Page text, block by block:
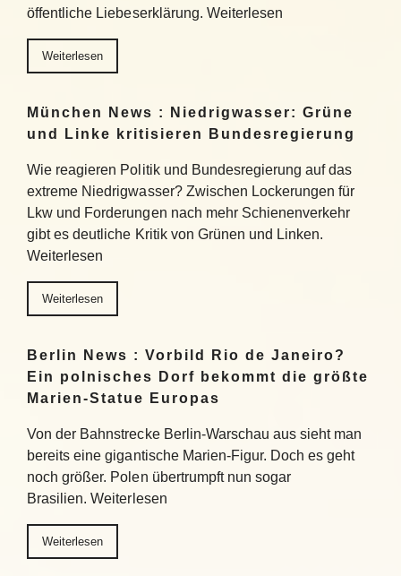
öffentliche Liebeserklärung. Weiterlesen
Weiterlesen
München News : Niedrigwasser: Grüne
und Linke kritisieren Bundesregierung
Wie reagieren Politik und Bundesregierung auf das
extreme Niedrigwasser? Zwischen Lockerungen für
Lkw und Forderungen nach mehr Schienenverkehr
gibt es deutliche Kritik von Grünen und Linken.
Weiterlesen
Weiterlesen
Berlin News : Vorbild Rio de Janeiro?
Ein polnisches Dorf bekommt die größte
Marien-Statue Europas
Von der Bahnstrecke Berlin-Warschau aus sieht man
bereits eine gigantische Marien-Figur. Doch es geht
noch größer. Polen übertrumpft nun sogar
Brasilien. Weiterlesen
Weiterlesen